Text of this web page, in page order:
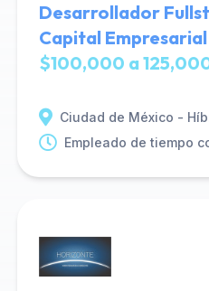
Desarrollador
Capital
$100,000 a
Ciudad de México -
Empleado de tiempo